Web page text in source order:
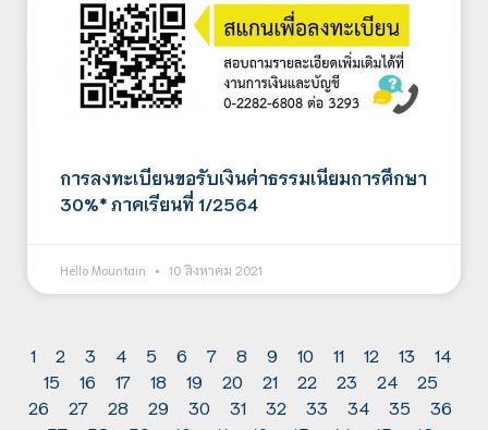
การลงทะเบียนขอรับเงินค่าธรรมเนียมการศึกษา
30%* ภาคเรียนที่ 1/2564
Hello Mountain 10 สิงหาคม 2021
1 2 3 4 5 6 7 8 9 10 11 12 13
14
15
16 17 18 19 20 21 22 23 24
25
26
27 28 29 30 31 32 33 34 35
36